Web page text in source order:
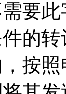
要
的
，按